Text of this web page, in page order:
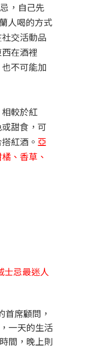
，自己先
人喝的方式
交活動品
在酒裡
不可能加
較於紅
甜食，可
紅酒。 亞
、香草、
忌最迷人
席顧問，
一天的生活
間，晚上則